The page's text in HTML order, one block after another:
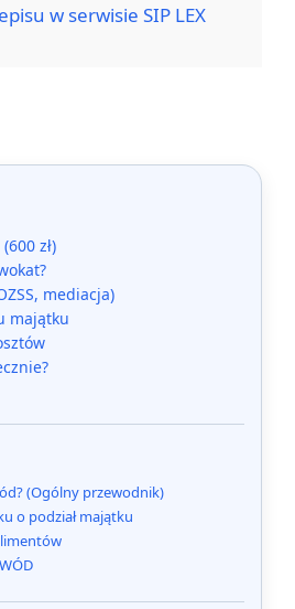
w serwisie SIP LEX
zł)
mediacja)
majątku
(Ogólny przewodnik)
o podział majątku